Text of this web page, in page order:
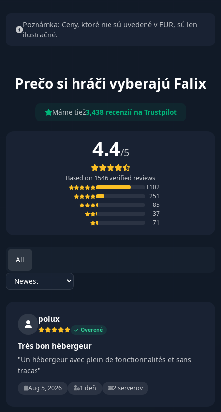
Poznámka: Ceny, ktoré nie sú uvedené v EUR, sú len
ilustračné.
Prečo si hráči vyberajú Falix
Máme tiež3,438 recenzií na Trustpilot
4.4/5
Based on 1546verified reviews
1102
251
85
37
71
All
Sort reviews
polux
Overené
Très bon hébergeur
"Un hébergeur avec plein de fonctionnalités et sans
tracas"
Aug 5, 2026 1 deň 2 serverov